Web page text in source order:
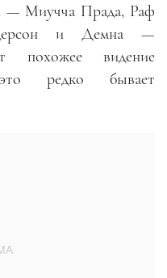
— Миучча Прада, Раф
и Демна —
похожее видение
редко бывает